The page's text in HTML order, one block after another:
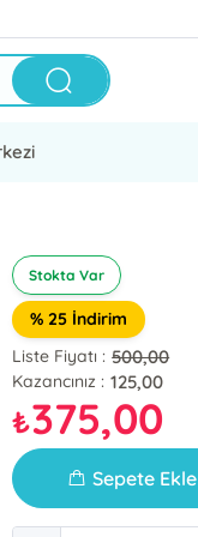
Stokta Var
% 25 İndirim
Liste Fiyatı : 500,00
Kazancınız : 125,00
₺375,00
Sepete Ekle